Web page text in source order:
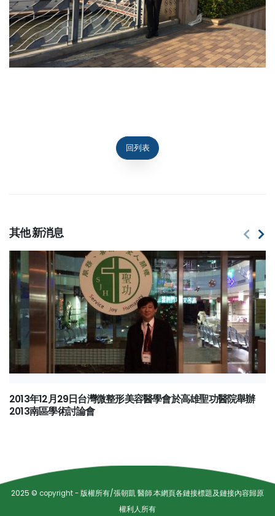
回列表
其他新消息
2013年12月29日台灣微整形美容醫學會於高雄聖功醫院舉辦
2013南區學術討論會
2025 © copyright- 版權所有/張朝凱 醫師.本網頁各鏈接標題及鏈接內容歸原
權利人所有